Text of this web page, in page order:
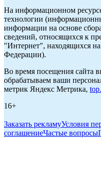
На информационном
технологии
информации на основе
сведений, относящихся к
"Интернет", находящихся
Федерации).
Во время посещения сайта
обрабатываем ваши
метрик Яндекс Метрика,
16+
Заказать рекламуУсловия
соглашениеЧастые вопросы